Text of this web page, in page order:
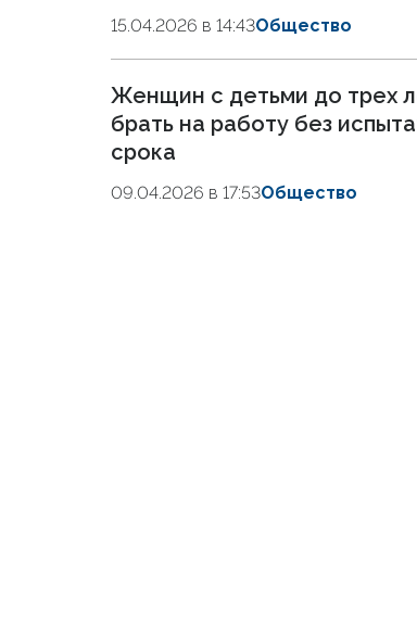
15.04.2026 в 14:43Общество
Женщин с детьми до трех
брать на работу без
срока
09.04.2026 в 17:53Общество